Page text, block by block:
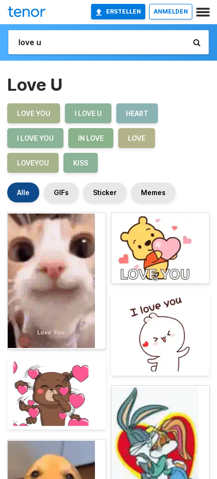
ERSTELLEN ANMELDEN
Love U
LOVE YOU I LOVE U HEART
I LOVE YOU IN LOVE LOVE
LOVEYOU KISS
Alle GIFs Sticker Memes